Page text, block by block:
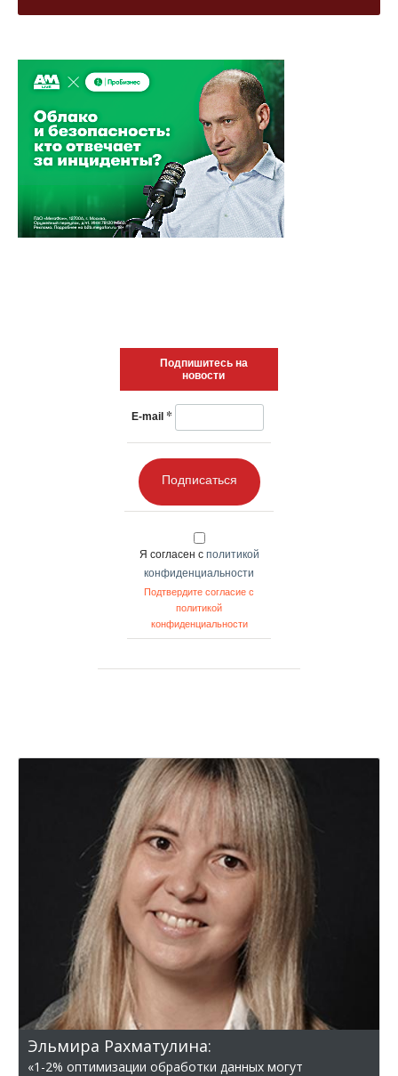
Подпишитесь на
новости
E-mail *
Подписаться
Я согласен с политикой
конфиденциальности
Подтвердите согласие с
политикой
конфиденциальности
Эльмира Рахматулина:
«1-2% оптимизации обработки данных могут